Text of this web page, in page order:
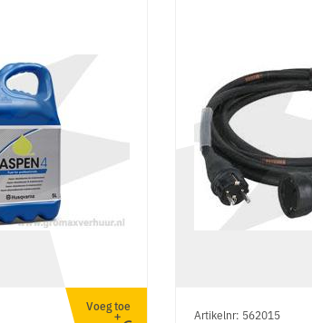
Voeg toe
Artikelnr: 562015